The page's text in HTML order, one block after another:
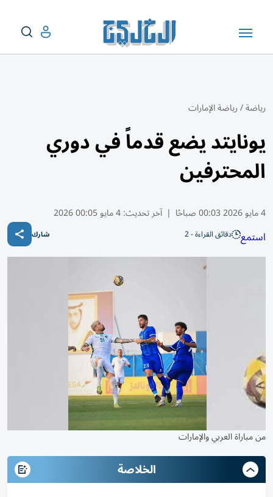
رياضة/رياضة الإمارات
يونايتد يضع قدماً في دوري
المحترفين
4 مايو 2026 00:03 صباحًا | آخر تحديث:4 مايو 00:05 2026
استمع دقائق القراءة - 2 شارك
من مباراة العربي والإمارات
الخلاصة